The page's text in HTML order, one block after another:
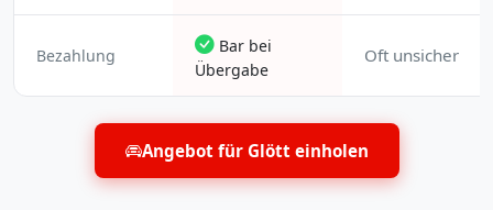
Bezahlung
Bar bei
Übergabe
Oft unsicher
Angebot für Glött einholen